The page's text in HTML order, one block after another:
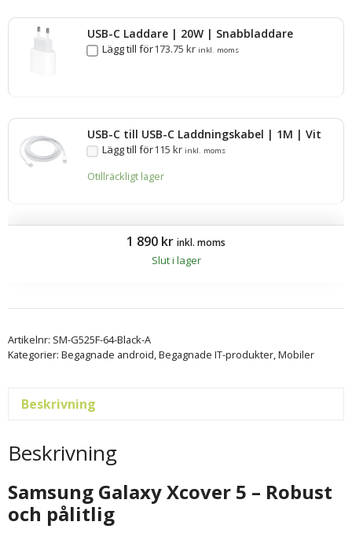
USB-C Laddare | 20W | Snabbladdare
Lägg till för173.75kr inkl. moms
USB-C till USB-C Laddningskabel | 1M | Vit
Lägg till för115kr inkl. moms
Otillräckligt lager
1 890 kr inkl. moms
Slut i lager
Artikelnr: SM-G525F-64-Black-A
Kategorier: Begagnade android,Begagnade IT-produkter,Mobiler
Beskrivning
Beskrivning
Samsung Galaxy Xcover 5 – Robust
och pålitlig